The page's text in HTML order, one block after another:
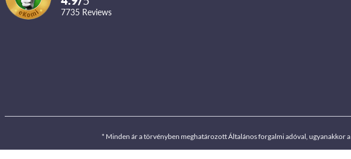
7735 reviews
* Minden ár a törvényben meghatározott Általános forgalmi adóval, ugyanakkor a